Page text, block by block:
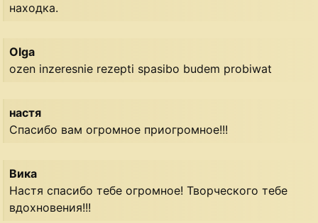
находка.
Olga
ozen inzeresnie rezepti spasibo budem probiwat
настя
Спасибо вам огромное приогромное!!!
Вика
Настя спасибо тебе огромное! Творческого тебе
вдохновения!!!